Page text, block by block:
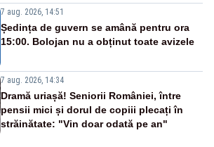
7 aug. 2026, 14:51
Ședința de guvern se amână pentru ora
15:00. Bolojan nu a obținut toate avizele
7 aug. 2026, 14:34
Dramă uriașă! Seniorii României, între
pensii mici și dorul de copiii plecați în
străinătate: "Vin doar odată pe an"